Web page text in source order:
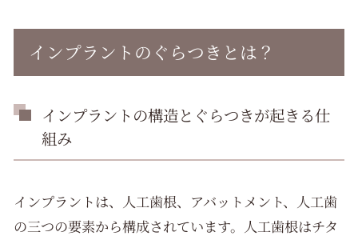
大阪市阿倍野区について
インプラント（オールオンフォー）の基礎知識
医院概要
関連エリア
インプラントのぐらつきとは？
インプラントの構造とぐらつきが起きる仕
組み
インプラントは、人工歯根、アバットメント、人工歯
の三つの要素から構成されています。人工歯根はチタ